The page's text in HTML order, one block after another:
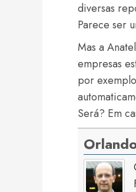
diversas
Parece ser
Mas a
empresas
por
Será? Em